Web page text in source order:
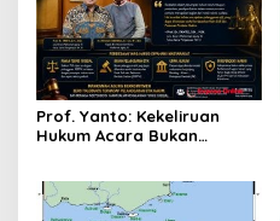
Prof. Yanto: Kekeliruan
Hukum Acara Bukan
Upaya Hukum